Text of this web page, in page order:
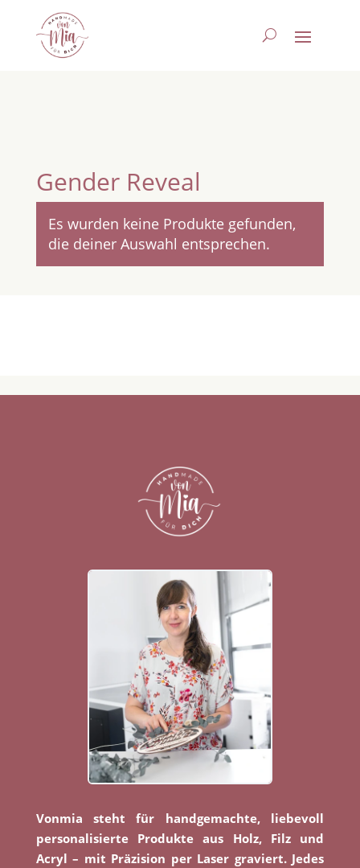
Gender Reveal
Es wurden keine Produkte gefunden,
die deiner Auswahl entsprechen.
Vonmia steht für handgemachte, liebevoll
personalisierte Produkte aus Holz, Filz und
Acryl – mit Präzision per Laser graviert. Jedes